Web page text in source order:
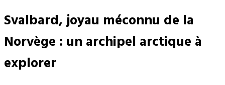
Svalbard, joyau méconnu de la
Norvège : un archipel arctique à
explorer